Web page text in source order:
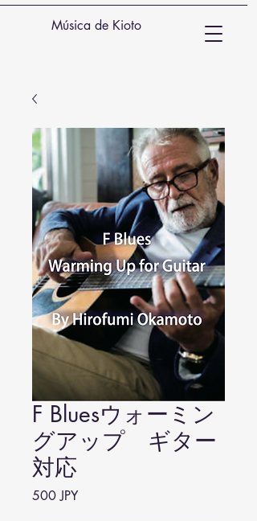
Música de Kioto
F Bluesウォーミン
グアップ ギター
対応
500 JPYPrecio